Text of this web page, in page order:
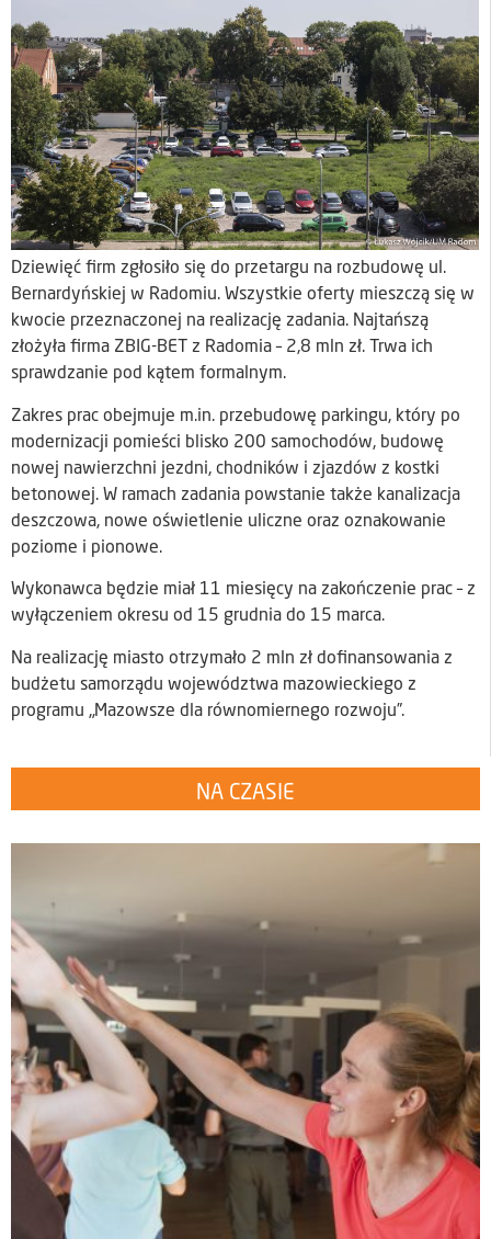
Dziewięć firm zgłosiło się do przetargu na rozbudowę ul.
Bernardyńskiej w Radomiu. Wszystkie oferty mieszczą się w
kwocie przeznaczonej na realizację zadania. Najtańszą
złożyła firma ZBIG-BET z Radomia – 2,8 mln zł. Trwa ich
sprawdzanie pod kątem formalnym.
Zakres prac obejmuje m.in. przebudowę parkingu, który po
modernizacji pomieści blisko 200 samochodów, budowę
nowej nawierzchni jezdni, chodników i zjazdów z kostki
betonowej. W ramach zadania powstanie także kanalizacja
deszczowa, nowe oświetlenie uliczne oraz oznakowanie
poziome i pionowe.
Wykonawca będzie miał 11 miesięcy na zakończenie prac – z
wyłączeniem okresu od 15 grudnia do 15 marca.
Na realizację miasto otrzymało 2 mln zł dofinansowania z
budżetu samorządu województwa mazowieckiego z
programu „Mazowsze dla równomiernego rozwoju”.
NA CZASIE